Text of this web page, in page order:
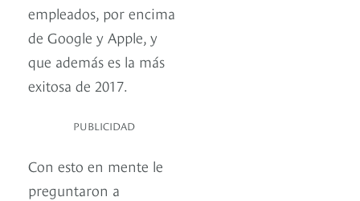
empleados, por encima
de Google y Apple, y
que además es la más
exitosa de 2017.
PUBLICIDAD
Con esto en mente le
preguntaron a